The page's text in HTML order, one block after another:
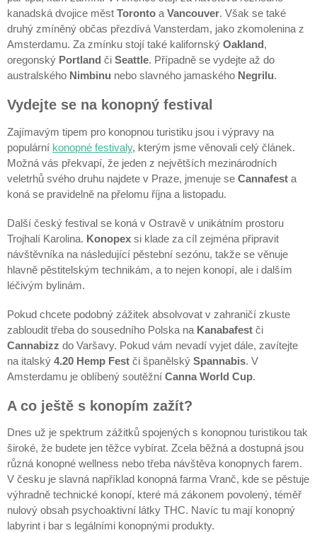
kanadská dvojice měst Toronto a Vancouver. Však se také
druhý zmíněný občas přezdívá Vansterdam, jako zkomolenina z
Amsterdamu. Za zmínku stojí také kalifornský Oakland,
oregonský Portland či Seattle. Případně se vydejte až do
australského Nimbinu nebo slavného jamaského Negrilu.
Vydejte se na konopný festival
Zajímavým tipem pro konopnou turistiku jsou i výpravy na
populární konopné festivaly, kterým jsme věnovali celý článek.
Možná vás překvapí, že jeden z největších mezinárodních
veletrhů svého druhu najdete v Praze, jmenuje se Cannafest a
koná se pravidelně na přelomu října a listopadu.
Další český festival se koná v Ostravě v unikátním prostoru
Trojhalí Karolina. Konopex si klade za cíl zejména připravit
návštěvníka na následující pěstební sezónu, takže se věnuje
hlavně pěstitelským technikám, a to nejen konopí, ale i dalším
léčivým bylinám.
Pokud chcete podobný zážitek absolvovat v zahraničí zkuste
zabloudit třeba do sousedního Polska na Kanabafest či
Cannabizz do Varšavy. Pokud vám nevadí vyjet dále, zavítejte
na italský 4.20 Hemp Fest či španělský Spannabis. V
Amsterdamu je oblíbený soutěžní Canna World Cup.
A co ještě s konopím zažít?
Dnes už je spektrum zážitků spojených s konopnou turistikou tak
široké, že budete jen těžce vybírat. Zcela běžná a dostupná jsou
různá konopné wellness nebo třeba návštěva konopnych farem.
V česku je slavná například konopná farma Vranč, kde se pěstuje
výhradně technické konopí, které má zákonem povolený, téměř
nulový obsah psychoaktivní látky THC. Navíc tu mají konopný
labyrint i bar s legálními konopnými produkty.